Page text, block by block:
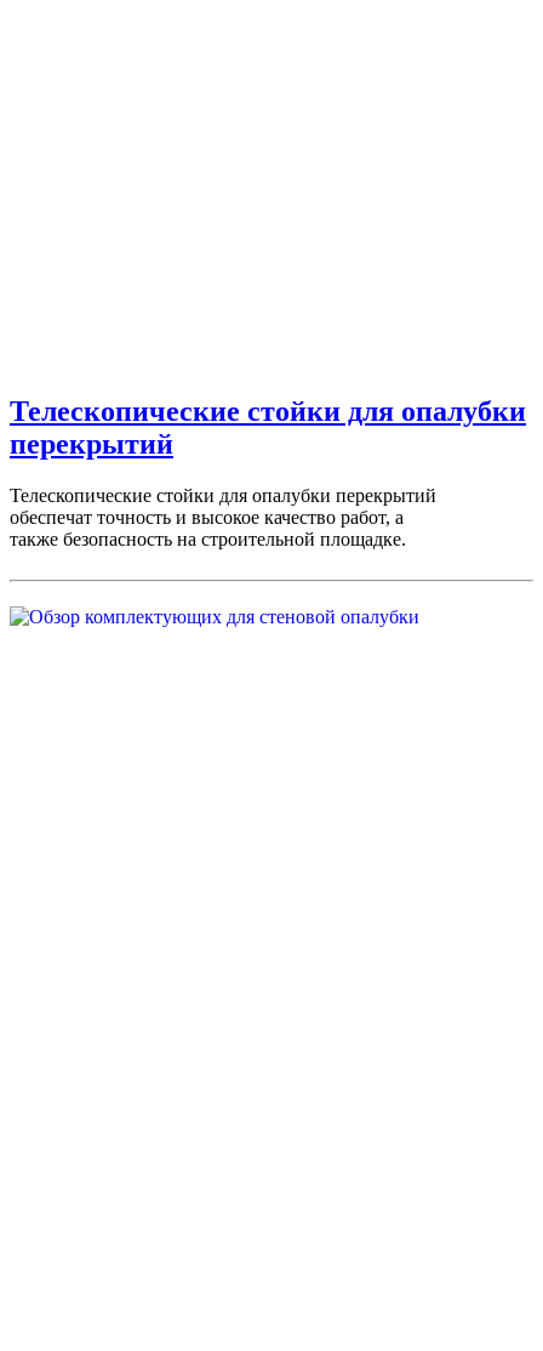
Телескопические стойки для опалубки
перекрытий
Телескопические стойки для опалубки перекрытий
обеспечат точность и высокое качество работ, а
также безопасность на строительной площадке.